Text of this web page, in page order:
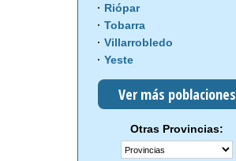
Riópar
Tobarra
Villarrobledo
Yeste
Ver más poblaciones
Otras Provincias: